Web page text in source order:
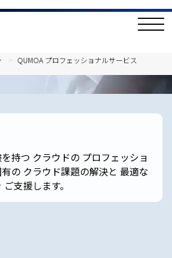
T
o
N
v
QUMOA プロフェッショナルサービス
持つ クラウドの プロフェッショ
の クラウド課題の解決と 最適な
支援します。